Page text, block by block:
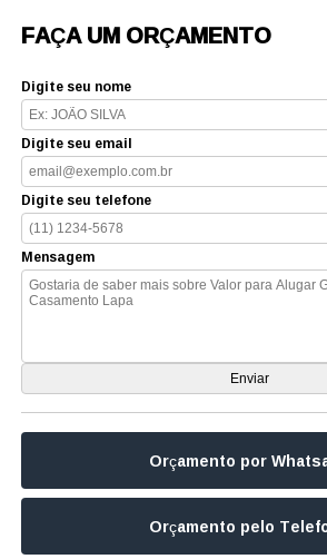
FAÇA UM ORÇAMENTO
Digite seu nome
Digite seu email
Digite seu telefone
Mensagem
Orçamento por
Orçamento pelo